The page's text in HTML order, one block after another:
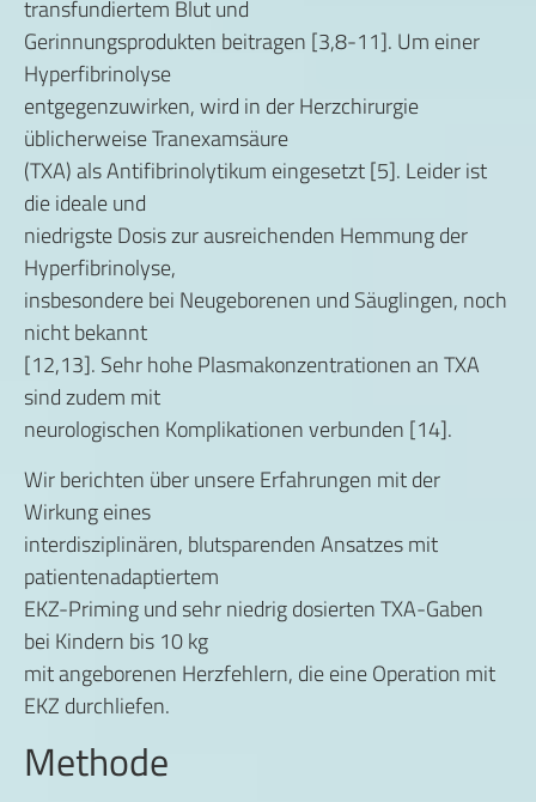
transfundiertem Blut und
Gerinnungsprodukten beitragen [3,8-11]. Um einer
Hyperfibrinolyse
entgegenzuwirken, wird in der Herzchirurgie
üblicherweise Tranexamsäure
(TXA) als Antifibrinolytikum eingesetzt [5]. Leider ist
die ideale und
niedrigste Dosis zur ausreichenden Hemmung der
Hyperfibrinolyse,
insbesondere bei Neugeborenen und Säuglingen, noch
nicht bekannt
[12,13]. Sehr hohe Plasmakonzentrationen an TXA
sind zudem mit
neurologischen Komplikationen verbunden [14].
Wir berichten über unsere Erfahrungen mit der
Wirkung eines
interdisziplinären, blutsparenden Ansatzes mit
patientenadaptiertem
EKZ-Priming und sehr niedrig dosierten TXA-Gaben
bei Kindern bis 10 kg
mit angeborenen Herzfehlern, die eine Operation mit
EKZ durchliefen.
Methode